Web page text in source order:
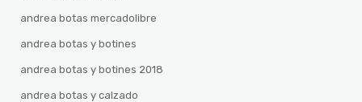
andrea botas mercadolibre
andrea botas y botines
andrea botas y botines 2018
andrea botas y calzado